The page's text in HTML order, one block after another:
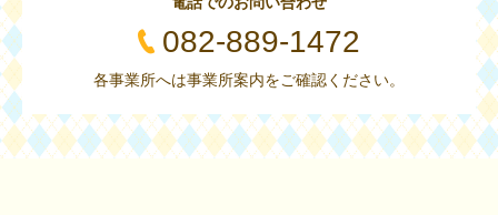
082-889-1472
各事業所へは事業所案内をご確認ください。